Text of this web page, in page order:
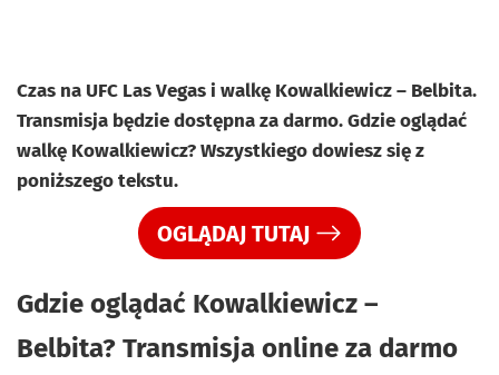
Czas na UFC Las Vegas i walkę Kowalkiewicz – Belbita.
Transmisja będzie dostępna za darmo. Gdzie oglądać
walkę Kowalkiewicz? Wszystkiego dowiesz się z
poniższego tekstu.
OGLĄDAJ TUTAJ
Gdzie oglądać Kowalkiewicz –
Belbita? Transmisja online za darmo